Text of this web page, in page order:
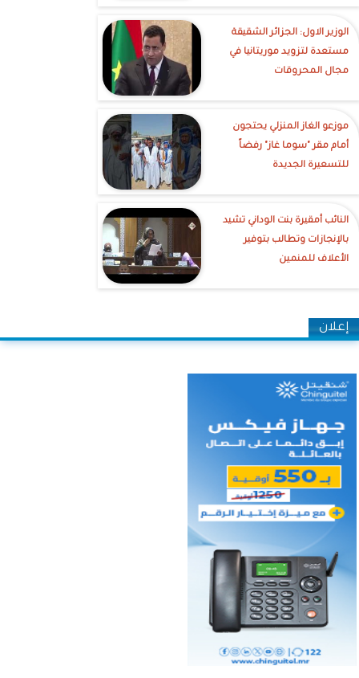
الوزير الاول: الجزائر الشقيقة
مستعدة لتزويد موريتانيا في
مجال المحروقات
موزعو الغاز المنزلي يحتجون
أمام مقر "سوما غاز" رفضاً
للتسعيرة الجديدة
النائب أمقيرة بنت الوداني تشيد
بالإنجازات وتطالب بتوفير
الأعلاف للمنمين
إعلان